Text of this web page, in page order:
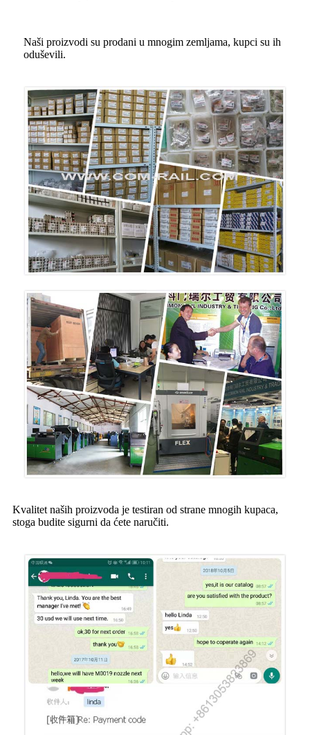
Naši proizvodi su prodani u mnogim zemljama, kupci su ih
oduševili.
Kvalitet naših proizvoda je testiran od strane mnogih kupaca,
stoga budite sigurni da ćete naručiti.